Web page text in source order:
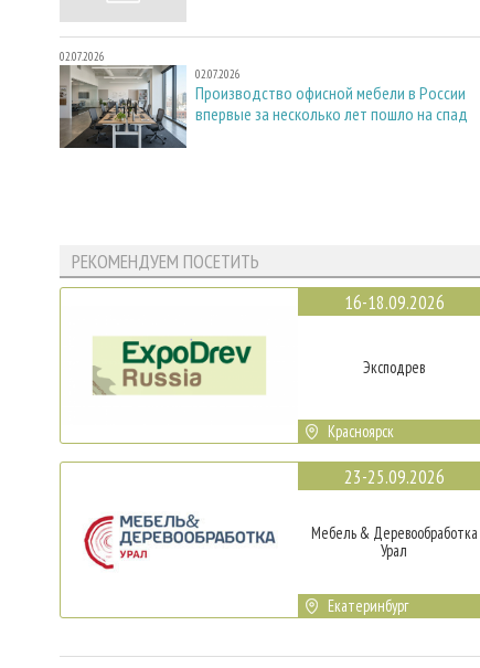
02.07.2026
02.07.2026
Производство офисной мебели в России
впервые за несколько лет пошло на спад
РЕКОМЕНДУЕМ ПОСЕТИТЬ
16-18.09.2026
Эксподрев
Красноярск
23-25.09.2026
Мебель & Деревообработка
Урал
Екатеринбург